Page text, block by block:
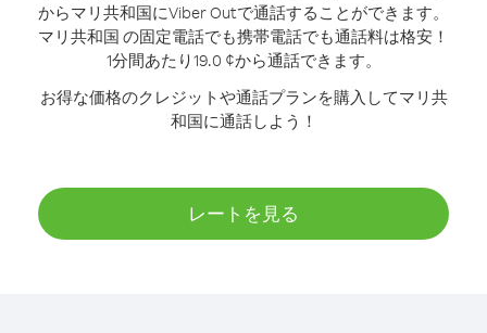
からマリ共和国にViber Outで通話することができます。
マリ共和国 の固定電話でも携帯電話でも通話料は格安！
1分間あたり19.0 ¢から通話できます。
お得な価格のクレジットや通話プランを購入してマリ共
和国に通話しよう！
レートを見る